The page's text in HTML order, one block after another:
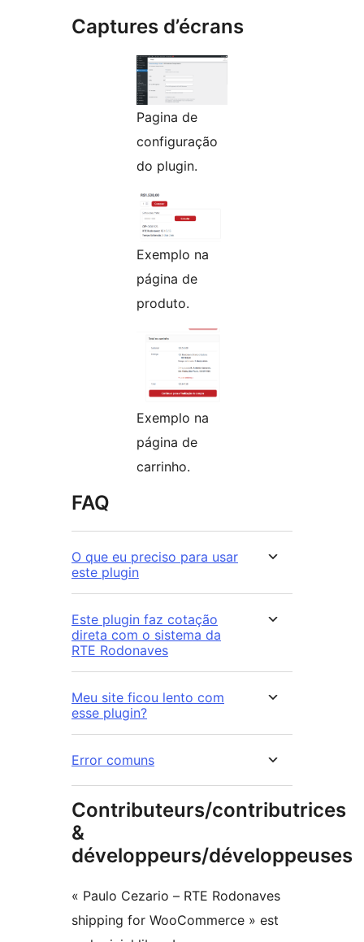
Captures d’écrans
Pagina de
configuração
do plugin.
Exemplo na
página de
produto.
Exemplo na
página de
carrinho.
FAQ
O que eu preciso para usar
este plugin
Este plugin faz cotação
direta com o sistema da
RTE Rodonaves
Meu site ficou lento com
esse plugin?
Error comuns
Contributeurs/contributrices
&
développeurs/développeuses
« Paulo Cezario – RTE Rodonaves
shipping for WooCommerce » est